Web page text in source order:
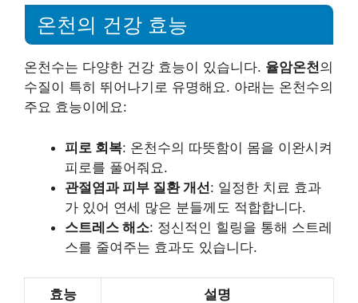
온천의 건강 효능
온천수는 다양한 건강 효능이 있습니다. 율암온천의
수질이 특히 뛰어나기로 유명해요. 아래는 온천수의
주요 효능이에요:
피로 회복: 온천수의 따뜻함이 몸을 이완시켜
피로를 풀어줘요.
관절염과 피부 질환 개선: 일정한 치료 효과
가 있어 연세 많은 분들께도 적합합니다.
스트레스 해소: 정신적인 힐링을 통해 스트레
스를 줄여주는 효과도 있습니다.
효능 설명